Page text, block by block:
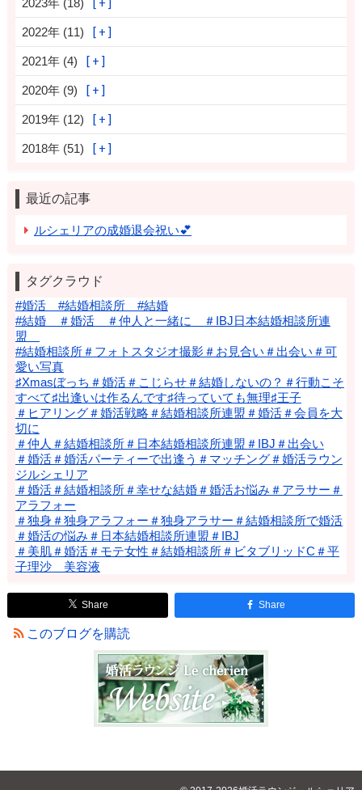
2023年 (18)
2022年 (11)
2021年 (4)
2020年 (9)
2019年 (12)
2018年 (51)
最近の記事
ルシェリアの成婚退会祝い💕
タグクラウド
#婚活 #結婚相談所 #結婚
#結婚 ＃婚活 ＃仲人と一緒に ＃IBJ日本結婚相談所連
盟
#結婚相談所＃フォトスタジオ撮影＃お見合い＃出会い＃可
愛い写真
♯Xmasぼっち＃婚活＃こじらせ＃結婚しないの？＃行動こそ
すべて♯出逢いは作るんです♯待っていても無理♯王子
＃ヒアリング＃婚活戦略＃結婚相談所連盟＃婚活＃会員を大
切に
＃仲人＃結婚相談所＃日本結婚相談所連盟＃IBJ＃出会い
＃婚活＃婚活パーティーで出逢う＃マッチング＃婚活ラウン
ジルシェリア
＃婚活＃結婚相談所＃幸せな結婚＃婚活お悩み＃アラサー＃
アラフォー
＃独身＃独身アラフォー＃独身アラサー＃結婚相談所で婚活
＃婚活の悩み＃日本結婚相談所連盟＃IBJ
＃美肌＃婚活＃モテ女性＃結婚相談所＃ビタブリッドC＃平
子理沙 美容液
Share Share
このブログを購読